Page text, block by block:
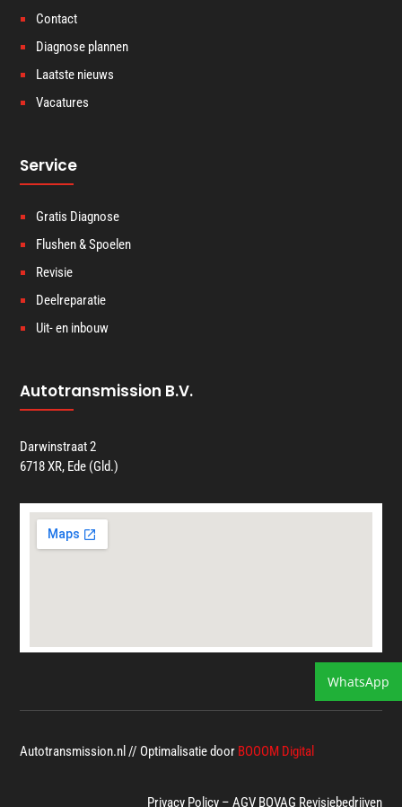
Contact
Diagnose plannen
Laatste nieuws
Vacatures
Service
Gratis Diagnose
Flushen & Spoelen
Revisie
Deelreparatie
Uit- en inbouw
Autotransmission B.V.
Darwinstraat 2
6718 XR, Ede (Gld.)
Autotransmission.nl // Optimalisatie door BOOOM Digital
Privacy Policy– AGV BOVAG Revisiebedrijven
WhatsApp